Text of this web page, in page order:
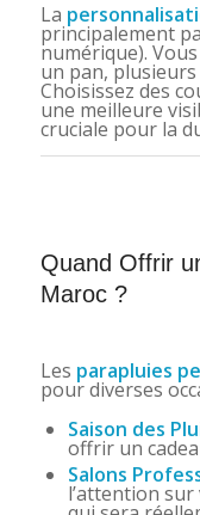
La
principalement
numérique).
un pan,
Choisissez des
une meilleure
cruciale pour la
Quand Offrir
Maroc ?
Les parapluies
pour diverses
Saison des
offrir un
Salons
l’attention